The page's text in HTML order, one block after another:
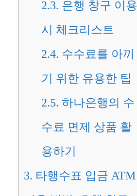
2.3. 은행 창구 이용
시 체크리스트
2.4. 수수료를 아끼
기 위한 유용한 팁
2.5. 하나은행의 수
수료 면제 상품 활
용하기
3. 타행수표 입금 ATM